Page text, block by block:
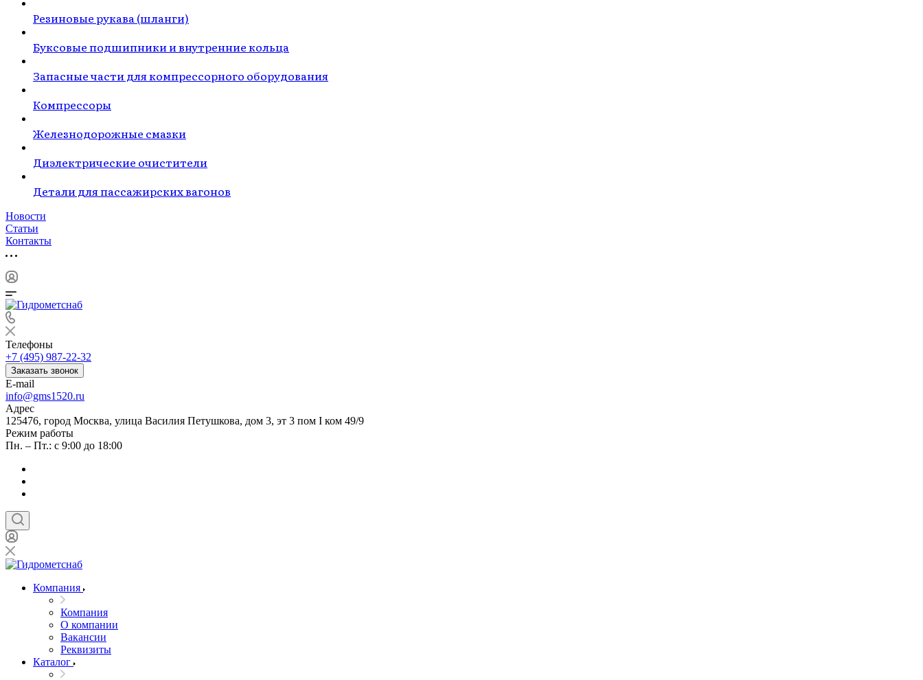
Резиновые рукава (шланги)
Буксовые подшипники и внутренние кольца
Запасные части для компрессорного оборудования
Компрессоры
Железнодорожные смазки
Диэлектрические очистители
Детали для пассажирских вагонов
Новости
Статьи
Контакты
Телефоны
+7 (495) 987-22-32
Заказать звонок
E-mail
info@gms1520.ru
Адрес
125476, город Москва, улица Василия Петушкова, дом 3, эт 3 пом I ком 49/9
Режим работы
Пн. – Пт.: с 9:00 до 18:00
Компания
Компания
О компании
Вакансии
Реквизиты
Каталог